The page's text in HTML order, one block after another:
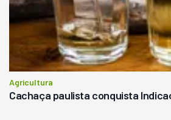
Agricultura
Cachaça paulista conquista